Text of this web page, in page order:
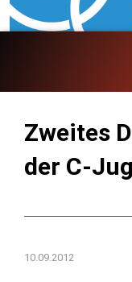
Zweites
der C-
10.09.2012